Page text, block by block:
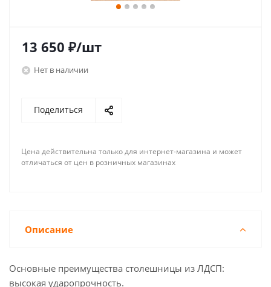
13 650 ₽/шт
Нет в наличии
Поделиться
Цена действительна только для интернет-магазина и может
отличаться от цен в розничных магазинах
Описание
Основные преимущества столешницы из ЛДСП:
высокая ударопрочность.